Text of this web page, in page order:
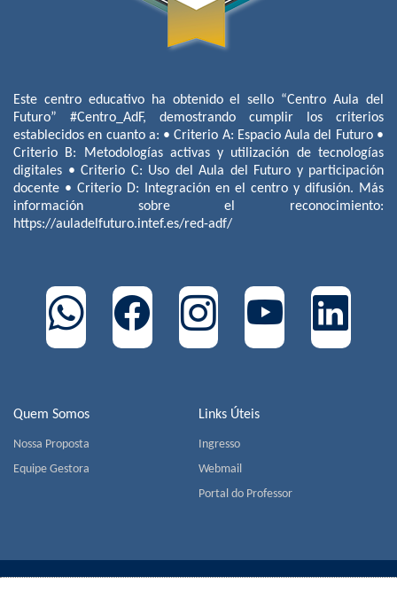
Quem Somos
Nossa Proposta
Equipe Gestora
Links Úteis
Ingresso
Webmail
Portal do Professor
Este centro educativo ha obtenido el sello “Centro Aula del
Futuro” #Centro_AdF, demostrando cumplir los criterios
establecidos en cuanto a: • Criterio A: Espacio Aula del Futuro •
Criterio B: Metodologías activas y utilización de tecnologías
digitales • Criterio C: Uso del Aula del Futuro y participación
docente • Criterio D: Integración en el centro y difusión. Más
información sobre el reconocimiento:
https://auladelfuturo.intef.es/red-adf/